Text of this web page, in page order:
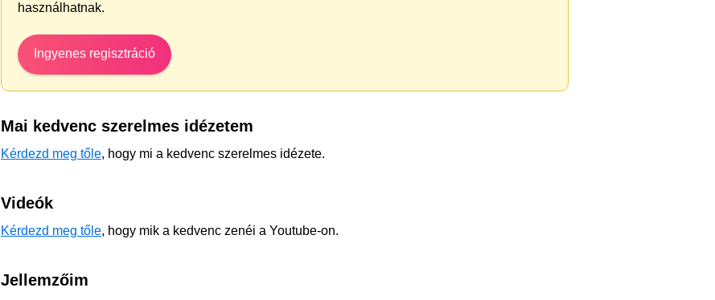
használhatnak.
Ingyenes regisztráció
Mai kedvenc szerelmes idézetem
Kérdezd meg tőle, hogy mi a kedvenc szerelmes idézete.
Videók
Kérdezd meg tőle, hogy mik a kedvenc zenéi a Youtube-on.
Jellemzőim